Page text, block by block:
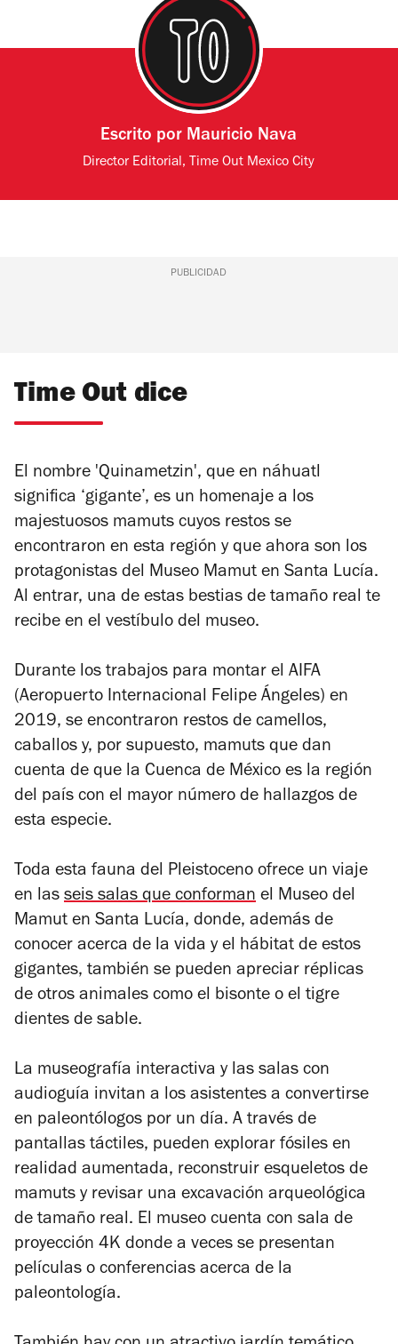
Escrito por Mauricio Nava
Director Editorial, Time Out Mexico City
PUBLICIDAD
Time Out dice
El nombre 'Quinametzin', que en náhuatl
significa ‘gigante’, es un homenaje a los
majestuosos mamuts cuyos restos se
encontraron en esta región y que ahora son los
protagonistas del Museo Mamut en Santa Lucía.
Al entrar, una de estas bestias de tamaño real te
recibe en el vestíbulo del museo.
Durante los trabajos para montar el AIFA
(Aeropuerto Internacional Felipe Ángeles) en
2019, se encontraron restos de camellos,
caballos y, por supuesto, mamuts que dan
cuenta de que la Cuenca de México es la región
del país con el mayor número de hallazgos de
esta especie.
Toda esta fauna del Pleistoceno ofrece un viaje
en las seis salas que conforman el Museo del
Mamut en Santa Lucía, donde, además de
conocer acerca de la vida y el hábitat de estos
gigantes, también se pueden apreciar réplicas
de otros animales como el bisonte o el tigre
dientes de sable.
La museografía interactiva y las salas con
audioguía invitan a los asistentes a convertirse
en paleontólogos por un día. A través de
pantallas táctiles, pueden explorar fósiles en
realidad aumentada, reconstruir esqueletos de
mamuts y revisar una excavación arqueológica
de tamaño real. El museo cuenta con sala de
proyección 4K donde a veces se presentan
películas o conferencias acerca de la
paleontología.